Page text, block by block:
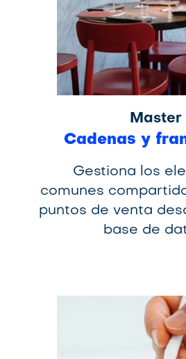
Master
Cadenas y
Gestiona los
comunes
puntos de venta
base de